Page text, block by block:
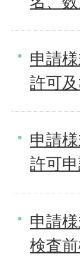
申請
許可
申請
許可
申請
検査